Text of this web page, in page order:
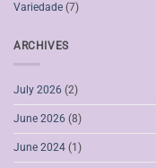
Variedade (7)
ARCHIVES
July 2026 (2)
June 2026 (8)
June 2024 (1)